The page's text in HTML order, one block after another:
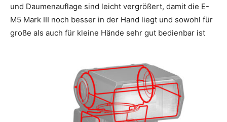
und Daumenauflage sind leicht vergrößert, damit die E-
M5 Mark III noch besser in der Hand liegt und sowohl für
große als auch für kleine Hände sehr gut bedienbar ist